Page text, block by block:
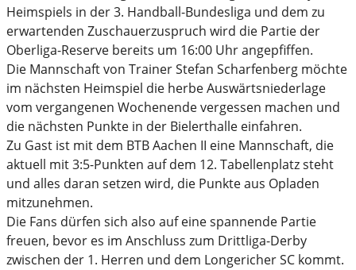
Heimspiels in der 3. Handball-Bundesliga und dem zu
erwartenden Zuschauerzuspruch wird die Partie der
Oberliga-Reserve bereits um 16:00 Uhr angepfiffen.
Die Mannschaft von Trainer Stefan Scharfenberg möchte
im nächsten Heimspiel die herbe Auswärtsniederlage
vom vergangenen Wochenende vergessen machen und
die nächsten Punkte in der Bielerthalle einfahren.
Zu Gast ist mit dem BTB Aachen II eine Mannschaft, die
aktuell mit 3:5-Punkten auf dem 12. Tabellenplatz steht
und alles daran setzen wird, die Punkte aus Opladen
mitzunehmen.
Die Fans dürfen sich also auf eine spannende Partie
freuen, bevor es im Anschluss zum Drittliga-Derby
zwischen der 1. Herren und dem Longericher SC kommt.